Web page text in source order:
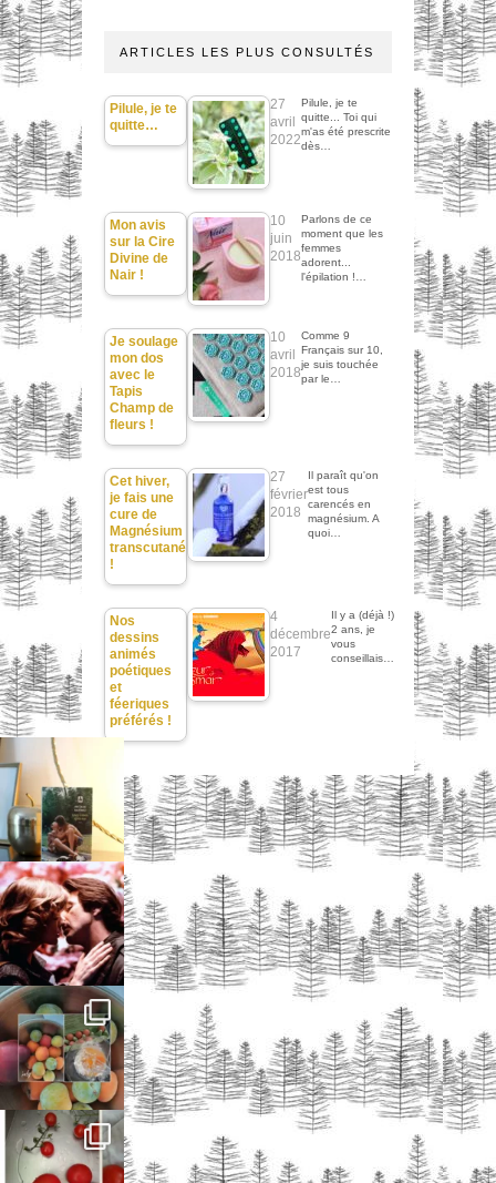
ARTICLES LES PLUS CONSULTÉS
Pilule, je te
quitte…
27
avril
2022
Pilule, je te
quitte... Toi qui
m'as été prescrite
dès…
Mon avis
sur la Cire
Divine de
Nair !
10
juin
2018
Parlons de ce
moment que les
femmes
adorent...
l'épilation !…
Je soulage
mon dos
avec le
Tapis
Champ de
fleurs !
10
avril
2018
Comme 9
Français sur 10,
je suis touchée
par le…
Cet hiver,
je fais une
cure de
Magnésium
transcutané
!
27
février
2018
Il paraît qu'on
est tous
carencés en
magnésium. A
quoi…
Nos
dessins
animés
poétiques
et
féeriques
préférés !
4
décembre
2017
Il y a (déjà !)
2 ans, je
vous
conseillais…